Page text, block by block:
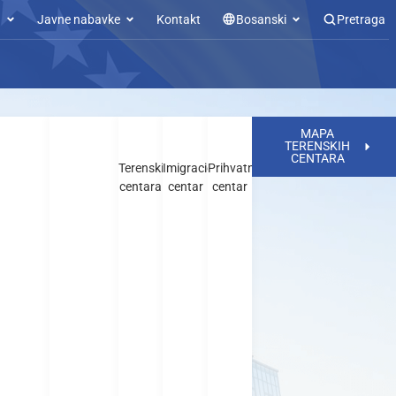
Javne nabavke Kontakt Bosanski Pretraga
Terenskih
centara
Imigracioni
centar
Prihvatni
centar
MAPA
TERENSKIH
CENTARA